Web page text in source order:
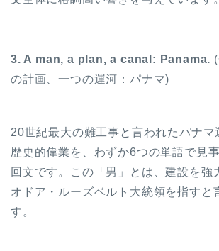
3. A man, a plan, a canal: Panama.
の計画、一つの運河：パナマ)
20世紀最大の難工事と言われたパナマ
歴史的偉業を、わずか6つの単語で見
回文です。この「男」とは、建設を強
オドア・ルーズベルト大統領を指すと
す。